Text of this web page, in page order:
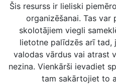
Šis resurss ir lieliski
organizēšanai. Tas
skolotājiem viegli
lietotne palīdzēs arī tad,
valodas vārdus vai atrast
nezina. Vienkārši ievadiet
tam sakārtojiet to